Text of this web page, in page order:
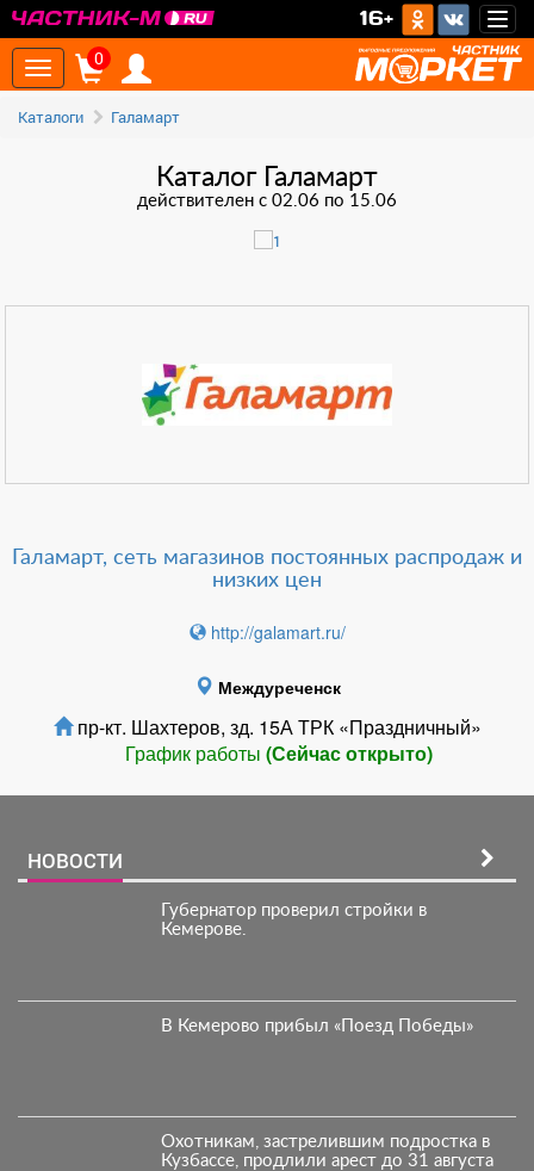
16+
Toggle
navigation
0
Каталоги Галамарт
Каталог Галамарт
действителен с 02.06 по 15.06
Галамарт, сеть магазинов постоянных распродаж и
низких цен
http://galamart.ru/
Междуреченск
пр-кт. Шахтеров, зд. 15А ТРК «Праздничный»
График работы (Сейчас открыто)
НОВОСТИ
Губернатор проверил стройки в
Кемерове.
В Кемерово прибыл «Поезд Победы»
Охотникам, застрелившим подростка в
Кузбассе, продлили арест до 31 августа